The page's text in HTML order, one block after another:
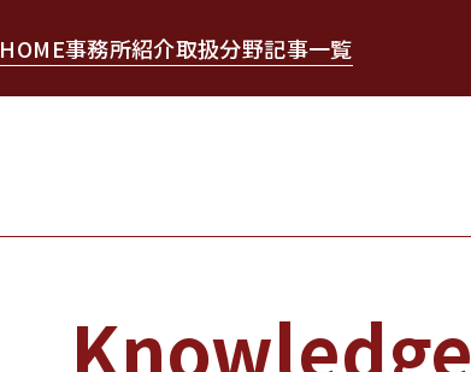
HOME事務所紹介取扱分野記事一覧
Knowledge